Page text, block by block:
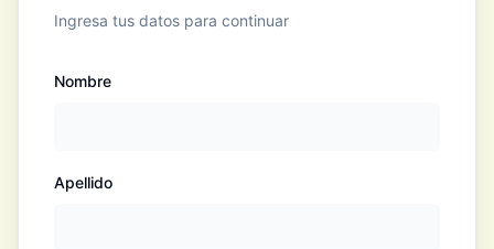
Ingresa tus datos para continuar
Nombre
Apellido